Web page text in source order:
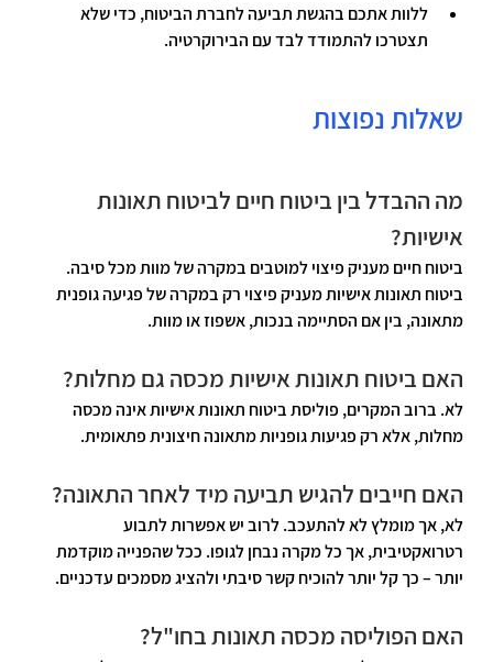
ללוות אתכם בהגשת תביעה לחברת הביטוח, כדי שלא
תצטרכו להתמודד לבד עם הבירוקרטיה.
שאלות נפוצות
מה ההבדל בין ביטוח חיים לביטוח תאונות
אישיות?
ביטוח חיים מעניק פיצוי למוטבים במקרה של מוות מכל סיבה.
ביטוח תאונות אישיות מעניק פיצוי רק במקרה של פגיעה גופנית
מתאונה, בין אם הסתיימה בנכות, אשפוז או מוות.
האם ביטוח תאונות אישיות מכסה גם מחלות?
לא. ברוב המקרים, פוליסת ביטוח תאונות אישיות אינה מכסה
מחלות, אלא רק פגיעות גופניות מתאונה חיצונית פתאומית.
האם חייבים להגיש תביעה מיד לאחר התאונה?
לא, אך מומלץ לא להתעכב. לרוב יש אפשרות לתבוע
רטרואקטיבית, אך כל מקרה נבחן לגופו. ככל שהפנייה מוקדמת
יותר – כך קל יותר להוכיח קשר סיבתי ולהציג מסמכים עדכניים.
האם הפוליסה מכסה תאונות בחו"ל?